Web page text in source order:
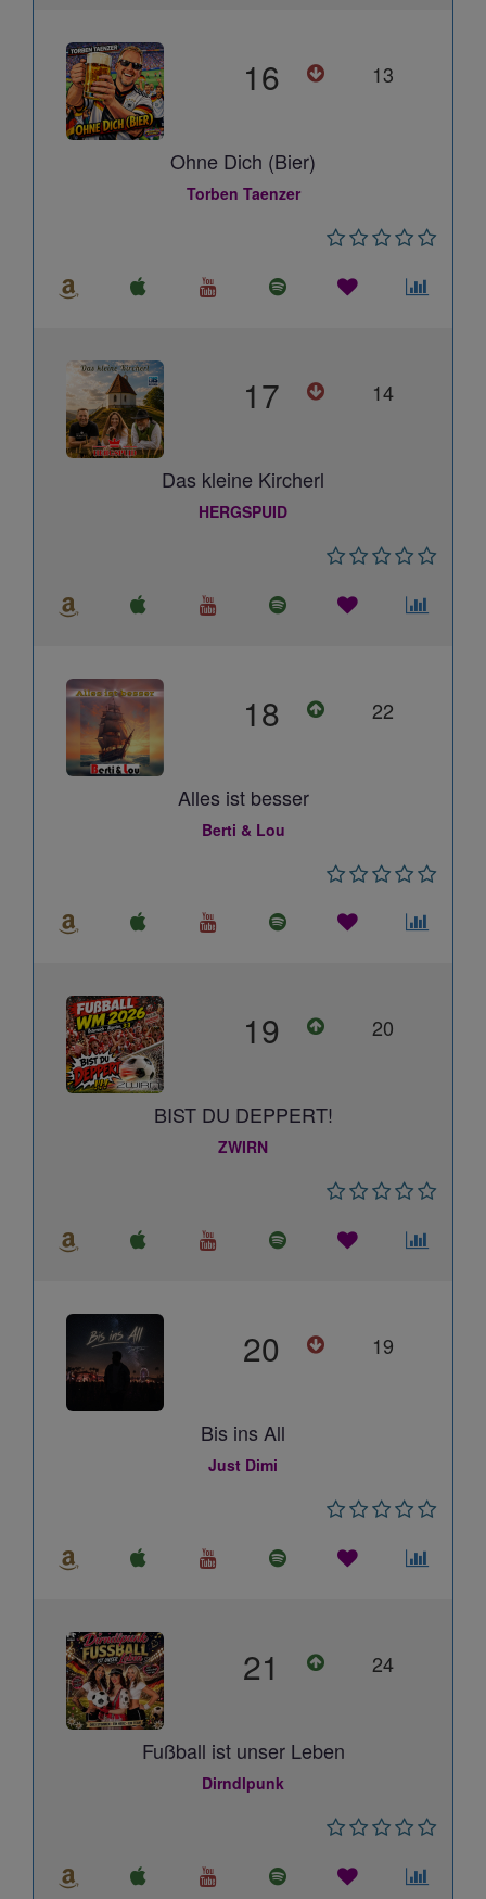
16 13
Ohne Dich (Bier)
Torben Taenzer
17 14
Das kleine Kircherl
HERGSPUID
18 22
Alles ist besser
Berti & Lou
19 20
BIST DU DEPPERT!
ZWIRN
20 19
Bis ins All
Just Dimi
21 24
Fußball ist unser Leben
Dirndlpunk